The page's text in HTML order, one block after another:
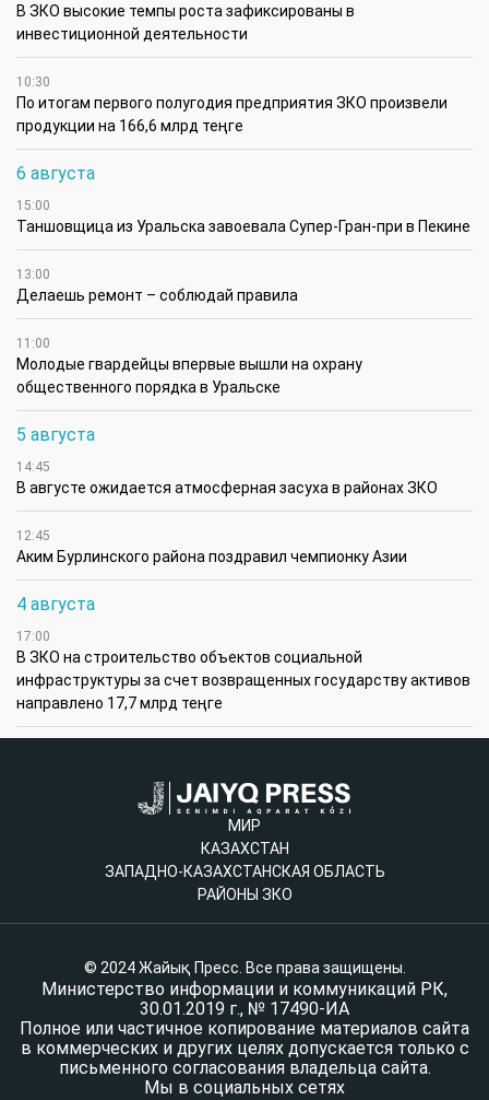
В ЗКО высокие темпы роста зафиксированы в
инвестиционной деятельности
10:30
По итогам первого полугодия предприятия ЗКО произвели
продукции на 166,6 млрд теңге
6 августа
15:00
Таншовщица из Уральска завоевала Супер-Гран-при в Пекине
13:00
Делаешь ремонт – соблюдай правила
11:00
Молодые гвардейцы впервые вышли на охрану
общественного порядка в Уральске
5 августа
14:45
В августе ожидается атмосферная засуха в районах ЗКО
12:45
Аким Бурлинского района поздравил чемпионку Азии
4 августа
17:00
В ЗКО на строительство объектов социальной
инфраструктуры за счет возвращенных государству активов
направлено 17,7 млрд теңге
МИР
КАЗАХСТАН
ЗАПАДНО-КАЗАХСТАНСКАЯ ОБЛАСТЬ
РАЙОНЫ ЗКО
© 2024 Жайық Пресс. Все права защищены.
Министерство информации и коммуникаций РК,
30.01.2019 г., № 17490-ИА
Полное или частичное копирование материалов сайта
в коммерческих и других целях допускается только с
письменного согласования владельца сайта.
Мы в социальных сетях